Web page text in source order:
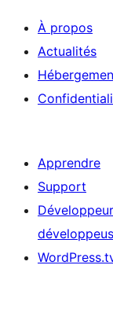
À propos
Actualités
Apprendre
Support